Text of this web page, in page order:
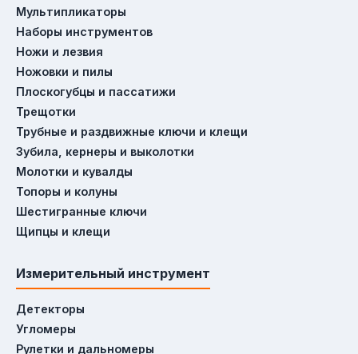
очки; гарантия от 6 месяцев до 3 лет).
Советы по эксплуатации
Для электроинструмента: перед работой
проверяйте целостность кабеля и заряд
аккумулятора — это снижает риск поломки. Для
сварочного оборудования: используйте
проволоку и электроды, соответствующие типу
металла (например, для нержавейки —
нержавеющая проволока). Для компрессорного
ресивера, чтобы избежать коррозии. Для
дальномеры в чехлах — удары сбивают
калибровку.
Мультипликаторы
Наборы инструментов
Ножи и лезвия
Ножовки и пилы
Плоскогубцы и пассатижи
Трещотки
Трубные и раздвижные ключи и клещи
Зубила, кернеры и выколотки
Молотки и кувалды
Топоры и колуны
Шестигранные ключи
Щипцы и клещи
Измерительный инструмент
Детекторы
Угломеры
Рулетки и дальномеры